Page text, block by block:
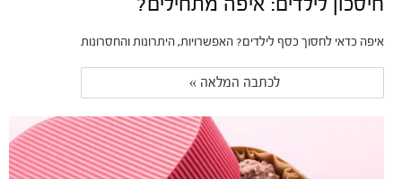
איפה כדאי לחסוך כסף לילדים? האפשרויות, היתרונות והחסרונות
לכתבה המלאה »